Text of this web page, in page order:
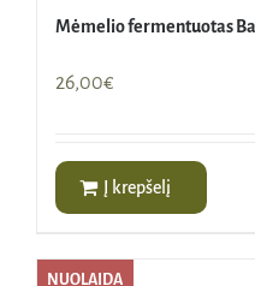
Mėmelio fermentuotas
26,00€
Į krepšelį
NUOLAIDA